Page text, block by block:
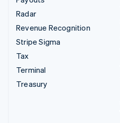
Radar
Revenue Recognition
Stripe Sigma
Tax
Terminal
Treasury